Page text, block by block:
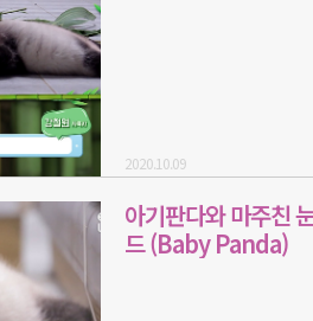
2020.10.09
아기판다와 마주친
드 (Baby Panda)